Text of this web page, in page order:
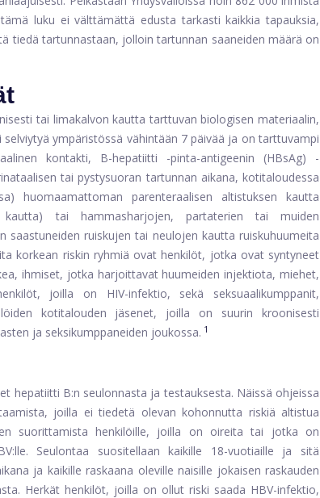
luku ei välttämättä edusta tarkasti kaikkia tapauksia,
tiedä tartunnastaan, jolloin tartunnan saaneiden määrä on
tai limakalvon kautta tarttuvan biologisen materiaalin,
ympäristössä vähintään 7 päivää ja on tarttuvampi
kontakti, B-hepatiitti -pinta-antigeenin (HBsAg) -
tai pystysuoran tartunnan aikana, kotitaloudessa
huomaamattoman parenteraalisen altistuksen kautta
kautta) tai hammasharjojen, partaterien tai muiden
ruiskujen tai neulojen kautta ruiskuhuumeita
korkean riskin ryhmiä ovat henkilöt, jotka ovat syntyneet
ihmiset, jotka harjoittavat huumeiden injektiota, miehet,
joilla on HIV-infektio, sekä seksuaalikumppanit,
kotitalouden jäsenet, joilla on suurin kroonisesti
ja seksikumppaneiden joukossa. 1
hepatiitti B:n seulonnasta ja testauksesta. Näissä ohjeissa
joilla ei tiedetä olevan kohonnutta riskiä altistua
suorittamista henkilöille, joilla on oireita tai jotka on
Seulontaa suositellaan kaikille 18-vuotiaille ja sitä
ja kaikille raskaana oleville naisille jokaisen raskauden
Herkät henkilöt, joilla on ollut riski saada HBV-infektio,